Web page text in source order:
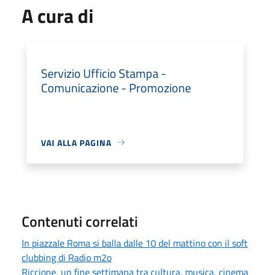
A cura di
Servizio Ufficio Stampa -
Comunicazione - Promozione
VAI ALLA PAGINA
Contenuti correlati
In piazzale Roma si balla dalle 10 del mattino con il soft
clubbing di Radio m2o
Riccione, un fine settimana tra cultura, musica, cinema